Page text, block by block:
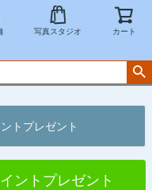
ペー
ジト
写真スタジオ カート
トプレゼント
ントプレゼント